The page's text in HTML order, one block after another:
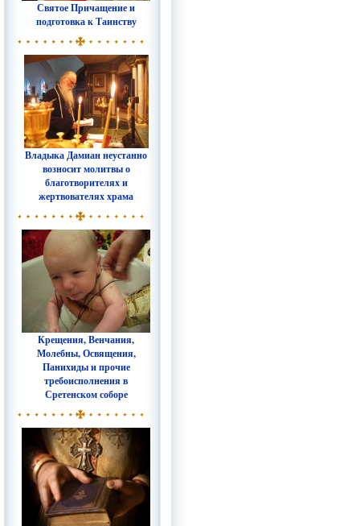
Святое Причащение и
подготовка к Таинству
Владыка Дамиан неустанно
возносит молитвы о
благотворителях и
жертвователях храма
Крещения, Венчания,
Молебны, Освящения,
Панихиды и прочие
требоисполнения в
Сретенском соборе